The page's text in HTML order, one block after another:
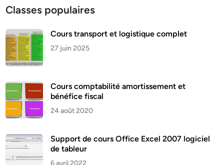
Classes populaires
Cours transport et logistique complet
27 juin 2025
Cours comptabilité amortissement et
bénéfice fiscal
24 août 2020
Support de cours Office Excel 2007 logiciel
de tableur